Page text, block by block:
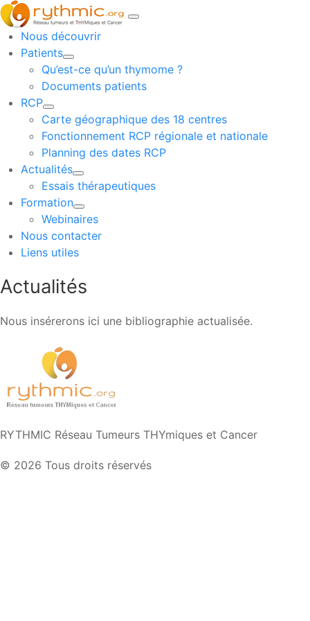
Nous découvrir
Patients
Qu’est-ce qu’un thymome ?
Documents patients
RCP
Carte géographique des 18 centres
Fonctionnement RCP régionale et nationale
Planning des dates RCP
Actualités
Essais thérapeutiques
Formation
Webinaires
Nous contacter
Liens utiles
Actualités
Nous insérerons ici une bibliographie actualisée.
RYTHMIC Réseau Tumeurs THYmiques et Cancer
© 2026 Tous droits réservés